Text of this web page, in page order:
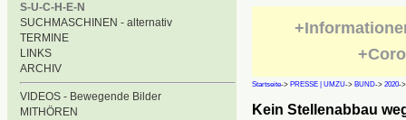
S-U-C-H-E-N
SUCHMASCHINEN - alternativ
TERMINE
LINKS
ARCHIV
VIDEOS - Bewegende Bilder
MITHÖREN
Startseite-> PRESSE | UMZU-> BUND-> 2020-
Kein Stellenabbau